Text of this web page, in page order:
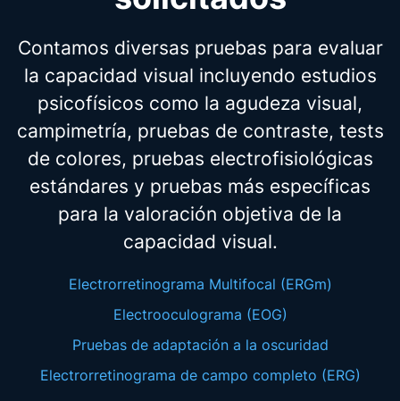
Contamos diversas pruebas para evaluar
la capacidad visual incluyendo estudios
psicofísicos como la agudeza visual,
campimetría, pruebas de contraste, tests
de colores, pruebas electrofisiológicas
estándares y pruebas más específicas
para la valoración objetiva de la
capacidad visual.
Electrorretinograma Multifocal (ERGm)
Electrooculograma (EOG)
Pruebas de adaptación a la oscuridad
Electrorretinograma de campo completo (ERG)